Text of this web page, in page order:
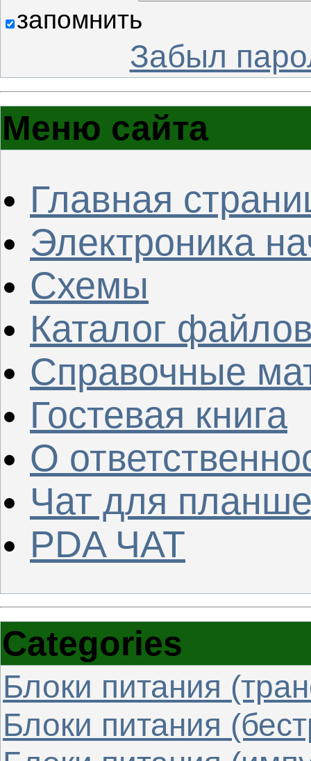
запомнить
Забыл
Меню сайта
Главная
Электроника
Схемы
Каталог
Справочные
Гостевая книга
О
Чат для
PDA ЧАТ
Categories
Блоки питания
Блоки питания